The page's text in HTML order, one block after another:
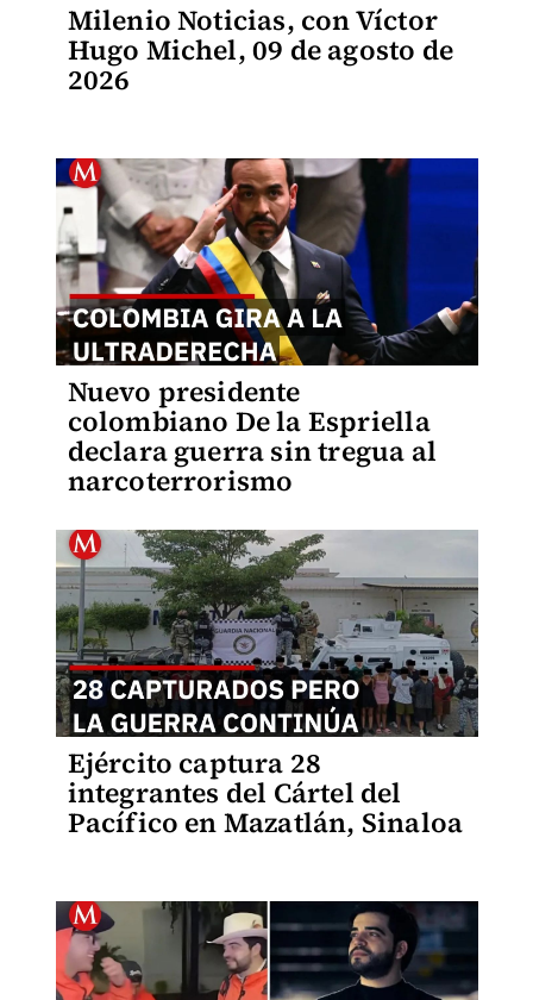
Milenio Noticias, con Víctor
Hugo Michel, 09 de agosto de
2026
Nuevo presidente
colombiano De la Espriella
declara guerra sin tregua al
narcoterrorismo
Ejército captura 28
integrantes del Cártel del
Pacífico en Mazatlán, Sinaloa